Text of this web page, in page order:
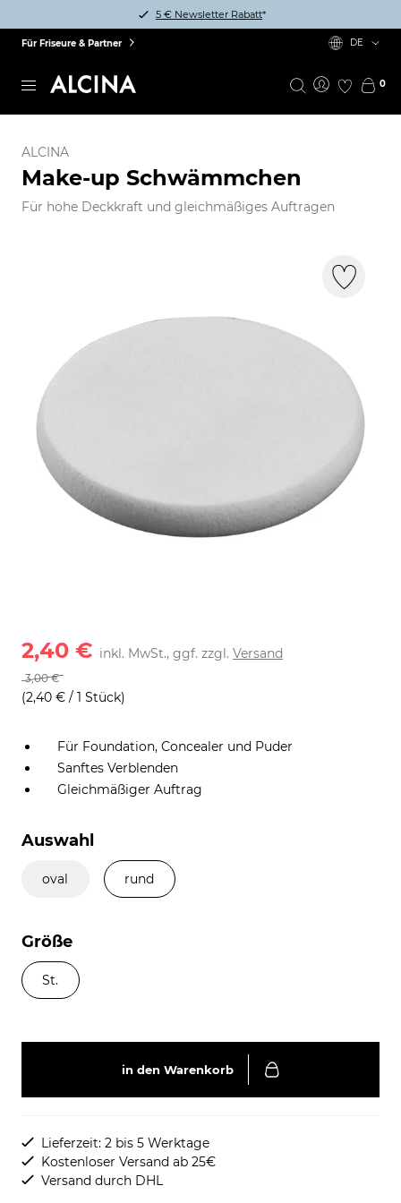
5 € Newsletter Rabatt*
Für Friseure & Partner DE
0
ALCINA
Make-up Schwämmchen
Für hohe Deckkraft und gleichmäßiges Auftragen
2,40 € inkl. MwSt., ggf. zzgl. Versand
3,00 €
(2,40 € / 1 Stück)
Für Foundation, Concealer und Puder
Sanftes Verblenden
Gleichmäßiger Auftrag
Auswahl
oval rund
Größe
St.
in den Warenkorb
Lieferzeit: 2 bis 5 Werktage
Kostenloser Versand ab 25€
Versand durch DHL